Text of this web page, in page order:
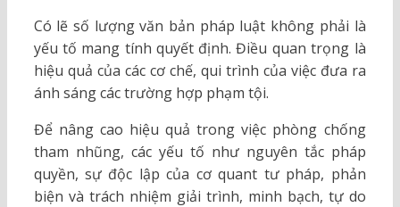
Có lẽ số lượng văn bản pháp luật không phải là
yếu tố mang tính quyết định. Điều quan trọng là
hiệu quả của các cơ chế, qui trình của việc đưa ra
ánh sáng các trường hợp phạm tội.
Để nâng cao hiệu quả trong việc phòng chống
tham nhũng, các yếu tố như nguyên tắc pháp
quyền, sự độc lập của cơ quant tư pháp, phản
biện và trách nhiệm giải trình, minh bạch, tự do